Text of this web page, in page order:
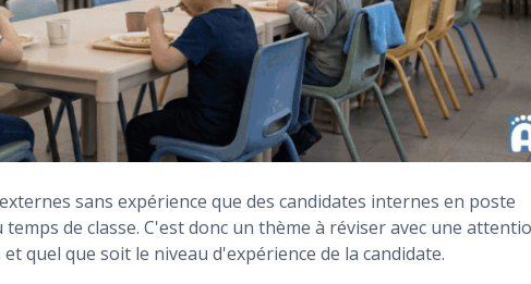
sans expérience que des candidates internes en poste
de classe. C'est donc un thème à réviser avec une
quel que soit le niveau d'expérience de la candidate.